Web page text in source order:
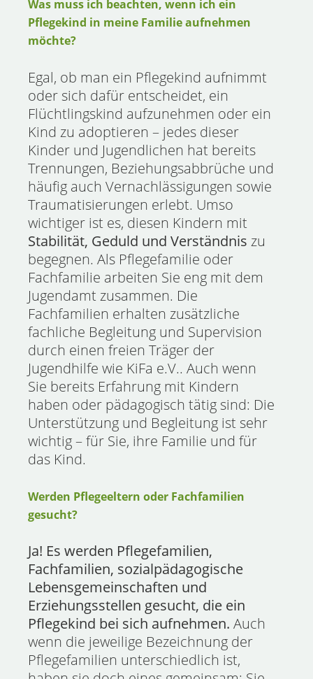
Was muss ich beachten, wenn ich ein
Pflegekind in meine Familie aufnehmen
möchte?
Egal, ob man ein Pflegekind aufnimmt
oder sich dafür entscheidet, ein
Flüchtlingskind aufzunehmen oder ein
Kind zu adoptieren – jedes dieser
Kinder und Jugendlichen hat bereits
Trennungen, Beziehungsabbrüche und
häufig auch Vernachlässigungen sowie
Traumatisierungen erlebt. Umso
wichtiger ist es, diesen Kindern mit
Stabilität, Geduld und Verständnis zu
begegnen. Als Pflegefamilie oder
Fachfamilie arbeiten Sie eng mit dem
Jugendamt zusammen. Die
Fachfamilien erhalten zusätzliche
fachliche Begleitung und Supervision
durch einen freien Träger der
Jugendhilfe wie KiFa e.V.. Auch wenn
Sie bereits Erfahrung mit Kindern
haben oder pädagogisch tätig sind: Die
Unterstützung und Begleitung ist sehr
wichtig – für Sie, ihre Familie und für
das Kind.
Werden Pflegeeltern oder Fachfamilien
gesucht?
Ja! Es werden Pflegefamilien,
Fachfamilien, sozialpädagogische
Lebensgemeinschaften und
Erziehungsstellen gesucht, die ein
Pflegekind bei sich aufnehmen. Auch
wenn die jeweilige Bezeichnung der
Pflegefamilien unterschiedlich ist,